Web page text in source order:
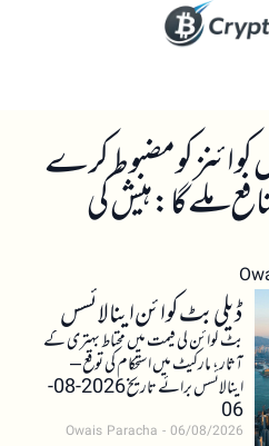
کوائنز کو مضبوط کرے
ملے گا: ہیش کی
ڈیلی بٹ کوائن اینالائسس
بٹ کوائن کی قیمت میں محتاط بہتری کے
آثار، مارکیٹ میں استحکام کی توقع –
اینالائسس برائے تاریخ 2026-08-
06
Owais Paracha 06/08/2026